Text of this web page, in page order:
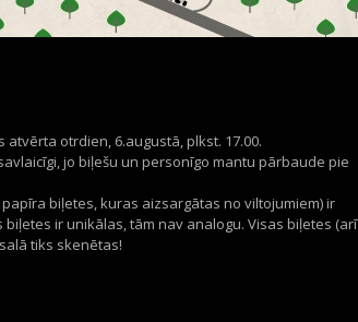
otrdien, 6.augustā, plkst. 17.00.
jo biļešu un personīgo mantu pārbaude pie
biļetes, kuras aizsargātas no viltojumiem) ir
ir unikālas, tām nav analogu. Visas biļetes (arī
tiks skenētas!